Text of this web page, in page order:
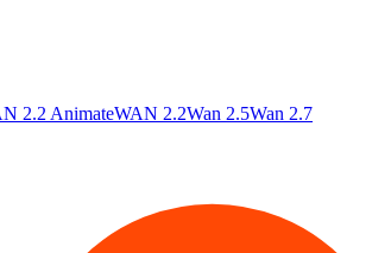
2.2 AnimateWAN 2.2Wan 2.5Wan 2.7